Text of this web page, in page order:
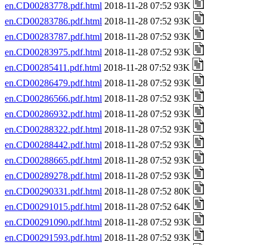
en.CD00283778.pdf.html 2018-11-28 07:52 93K
en.CD00283786.pdf.html 2018-11-28 07:52 93K
en.CD00283787.pdf.html 2018-11-28 07:52 93K
en.CD00283975.pdf.html 2018-11-28 07:52 93K
en.CD00285411.pdf.html 2018-11-28 07:52 93K
en.CD00286479.pdf.html 2018-11-28 07:52 93K
en.CD00286566.pdf.html 2018-11-28 07:52 93K
en.CD00286932.pdf.html 2018-11-28 07:52 93K
en.CD00288322.pdf.html 2018-11-28 07:52 93K
en.CD00288442.pdf.html 2018-11-28 07:52 93K
en.CD00288665.pdf.html 2018-11-28 07:52 93K
en.CD00289278.pdf.html 2018-11-28 07:52 93K
en.CD00290331.pdf.html 2018-11-28 07:52 80K
en.CD00291015.pdf.html 2018-11-28 07:52 64K
en.CD00291090.pdf.html 2018-11-28 07:52 93K
en.CD00291593.pdf.html 2018-11-28 07:52 93K